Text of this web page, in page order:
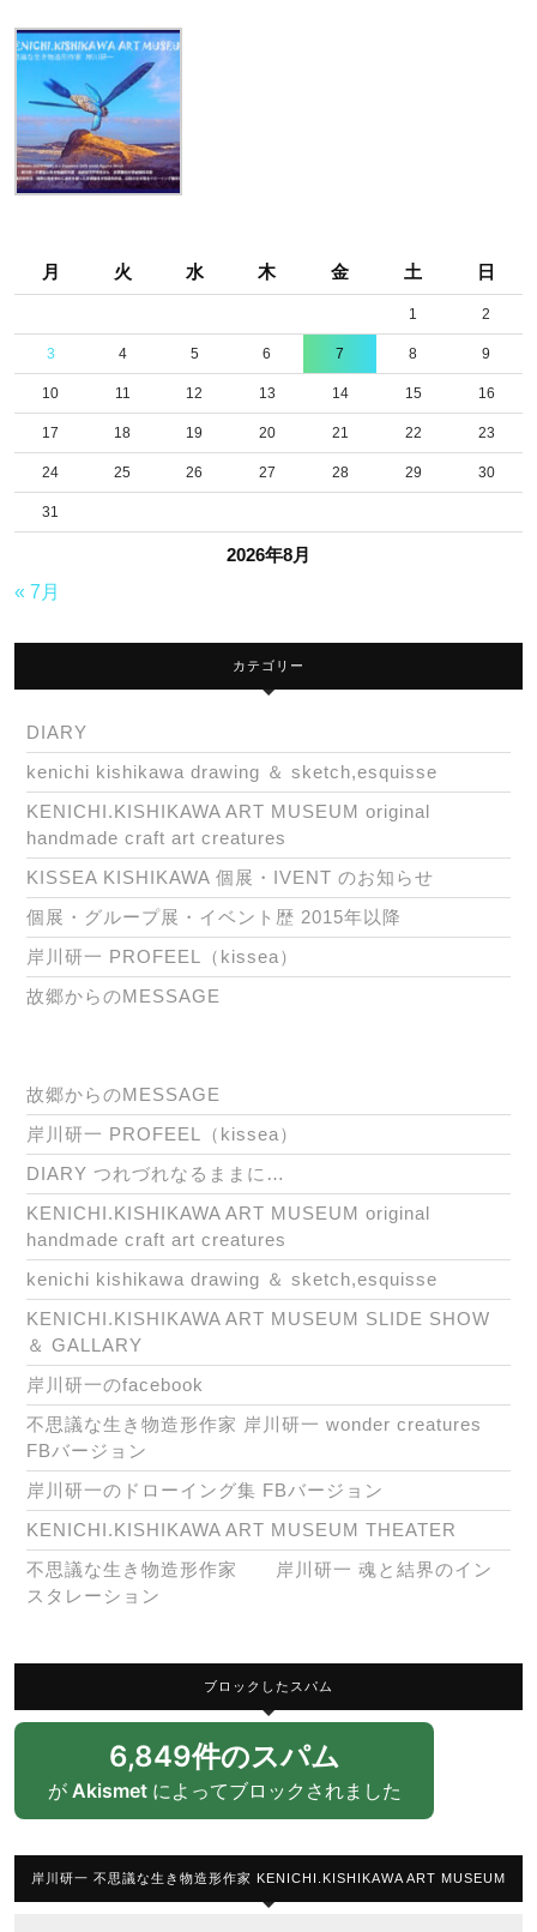
上
ス
ト
不
思
議
き
家
KISSEA
KISHIKAWA
石
名
坂
の
チ
ム
ニ
ー
2026年8月
月 火 水 木 金 土 日
1 2
3 4 5 6 7 8 9
10 11 12 13 14 15 16
17 18 19 20 21 22 23
24 25 26 27 28 29 30
31
« 7月
カテゴリー
DIARY
kenichi kishikawa drawing ＆ sketch,esquisse
KENICHI.KISHIKAWA ART MUSEUM original
handmade craft art creatures
KISSEA KISHIKAWA 個展・IVENT のお知らせ
個展・グループ展・イベント歴 2015年以降
岸川研一 PROFEEL（kissea）
故郷からのMESSAGE
故郷からのMESSAGE
岸川研一 PROFEEL（kissea）
DIARY つれづれなるままに…
KENICHI.KISHIKAWA ART MUSEUM original
handmade craft art creatures
kenichi kishikawa drawing ＆ sketch,esquisse
KENICHI.KISHIKAWA ART MUSEUM SLIDE SHOW
＆ GALLARY
岸川研一のfacebook
不思議な生き物造形作家 岸川研一 wonder creatures
FBバージョン
岸川研一のドローイング集 FBバージョン
KENICHI.KISHIKAWA ART MUSEUM THEATER
不思議な生き物造形作家 岸川研一 魂と結界のイン
スタレーション
ブロックしたスパム
6,849件のスパム
が Akismetによってブロックされました
岸川研一 不思議な生き物造形作家 KENICHI.KISHIKAWA ART MUSEUM